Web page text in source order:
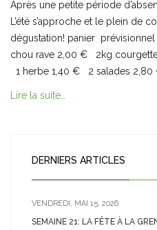
Après une petite période
L’été s’approche et le plein de
dégustation! panier
chou rave 2,00 € 2kg
1 herbe 1,40 € 2 salades
Lire la suite…
DERNIERS ARTICLES
VENDREDI, MAI 15, 2026
SEMAINE 21: LA FÊTE À LA